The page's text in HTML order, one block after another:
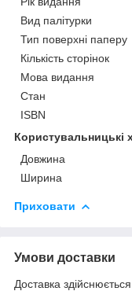
Вид палітурки
Тип поверхні паперу
Кількість сторінок
Мова видання
Стан
ISBN
Користувальницькі
Довжина
Ширина
Приховати
Умови доставки
Доставка